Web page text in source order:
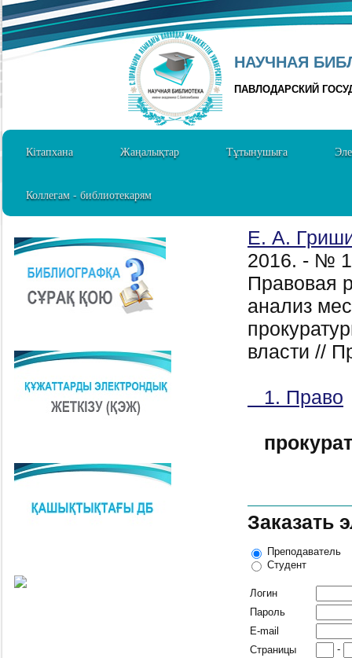
НАУЧНАЯ
ПАВЛОДАРСКИЙ
Кітапхана Жаңалықтар Тұтынушыға
Коллегам - библиотекарям
Е. А.
2016. - №
Правовая
анализ
власти //
1. Право
Заказать
Преподаватель
Студент
Логин
Пароль
E-mail
Страницы
-